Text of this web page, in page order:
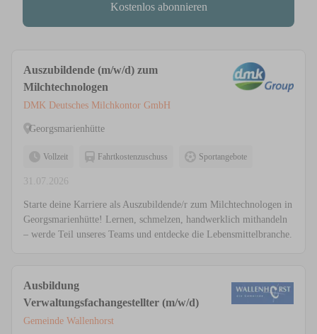
Kostenlos abonnieren
Auszubildende (m/w/d) zum
Milchtechnologen
DMK Deutsches Milchkontor GmbH
Georgsmarienhütte
Vollzeit Fahrtkostenzuschuss Sportangebote
31.07.2026
Starte deine Karriere als Auszubildende/r zum Milchtechnologen in
Georgsmarienhütte! Lernen, schmelzen, handwerklich mithandeln
– werde Teil unseres Teams und entdecke die Lebensmittelbranche.
Ausbildung
Verwaltungsfachangestellter (m/w/d)
Gemeinde Wallenhorst